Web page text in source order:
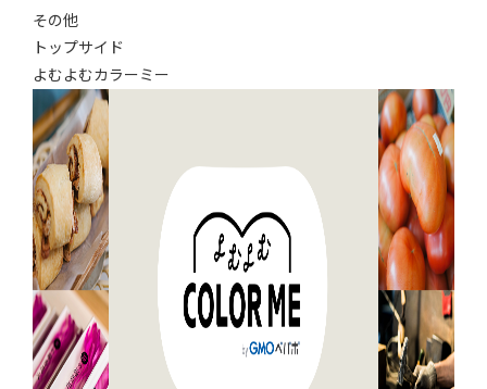
その他
トップサイド
よむよむカラーミー